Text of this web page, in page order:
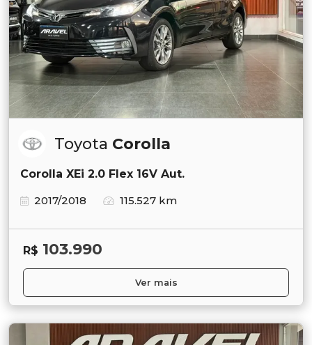
Toyota Corolla
Corolla XEi 2.0 Flex 16V Aut.
2017/2018
115.527 km
R$ 103.990
Ver mais